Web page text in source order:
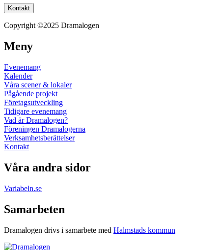
Kontakt
Copyright ©2025 Dramalogen
Meny
Evenemang
Kalender
Våra scener & lokaler
Pågående projekt
Företagsutveckling
Tidigare evenemang
Vad är Dramalogen?
Föreningen Dramalogerna
Verksamhetsberättelser
Kontakt
Våra andra sidor
Variabeln.se
Samarbeten
Dramalogen drivs i samarbete med Halmstads kommun